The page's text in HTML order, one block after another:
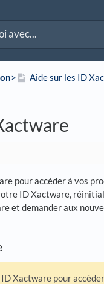
​>​ Aide sur les ID
pour accéder à vos
ID Xactware,
et demander aux
ID Xactware pour